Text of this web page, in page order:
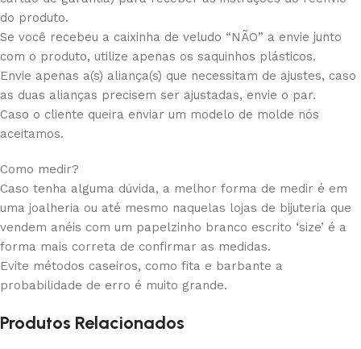
do produto.
Se você recebeu a caixinha de veludo “NÃO” a envie junto
com o produto, utilize apenas os saquinhos plásticos.
Envie apenas a(s) aliança(s) que necessitam de ajustes, caso
as duas alianças precisem ser ajustadas, envie o par.
Caso o cliente queira enviar um modelo de molde nós
aceitamos.
Como medir?
Caso tenha alguma dúvida, a melhor forma de medir é em
uma joalheria ou até mesmo naquelas lojas de bijuteria que
vendem anéis com um papelzinho branco escrito ‘size’ é a
forma mais correta de confirmar as medidas.
Evite métodos caseiros, como fita e barbante a
probabilidade de erro é muito grande.
Produtos Relacionados